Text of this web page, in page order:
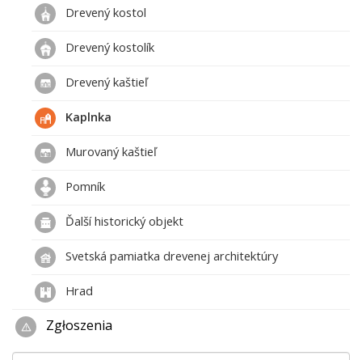
Drevený kostol
Drevený kostolík
Drevený kaštieľ
Kaplnka
Murovaný kaštieľ
Pomník
Ďalší historický objekt
Svetská pamiatka drevenej architektúry
Hrad
Zgłoszenia